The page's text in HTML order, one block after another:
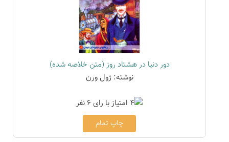
دور دنیا در هشتاد روز (متن خلاصه شده)
نوشته: ژول ورن
چاپ تمام